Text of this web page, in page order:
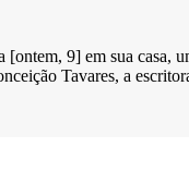
9] em sua casa,
Tavares, a